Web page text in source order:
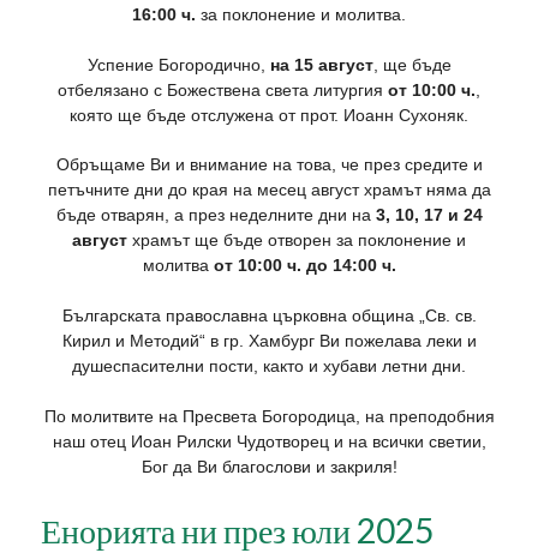
16:00 ч. за поклонение и молитва.
Успение Богородично, на 15 август, ще бъде
отбелязано с Божествена света литургия от 10:00 ч.
която ще бъде отслужена от прот. Иоанн Сухоняк.
Обръщаме Ви и внимание на това, че през средите и
петъчните дни до края на месец август храмът няма да
бъде отварян, а през неделните дни на 3, 10, 17 и 24
август храмът ще бъде отворен за поклонение и
молитва от 10:00 ч. до 14:00 ч.
Българската православна църковна община „Св. св.
Кирил и Методий“ в гр. Хамбург Ви пожелава леки и
душеспасителни пости, както и хубави летни дни.
По молитвите на Пресвета Богородица, на преподобния
наш отец Иоан Рилски Чудотворец и на всички светии,
Бог да Ви благослови и закриля!
Енорията ни през юли 2025